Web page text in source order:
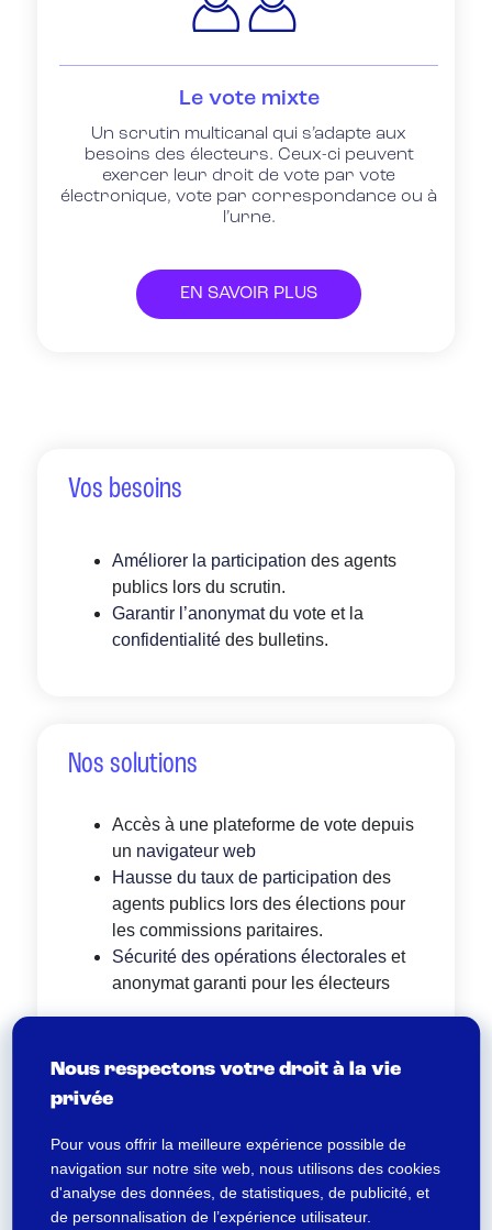
Le vote mixte
Un scrutin multicanal qui s’adapte aux
besoins des électeurs. Ceux-ci peuvent
exercer leur droit de vote par vote
électronique, vote par correspondance ou à
l’urne.
EN SAVOIR PLUS
Vos besoins
Améliorer la participation des agents
publics lors du scrutin.
Garantir l’anonymatdu vote et la
confidentialitédes bulletins.
Nos solutions
Accès à une plateforme de vote depuis
un navigateur web
Hausse du taux de participation des
agents publics lors des élections pour
les commissions paritaires.
Sécurité des opérations électoraleset
anonymat garanti pour les électeurs
L’élection de la commission administrative
paritaire : un moment clé de la vie
Nous respectons votre droit à la vie
privée
Pour vous offrir la meilleure expérience possible de
navigation sur notre site web, nous utilisons des cookies
d'analyse des données, de statistiques, de publicité, et
de personnalisation de l’expérience utilisateur.